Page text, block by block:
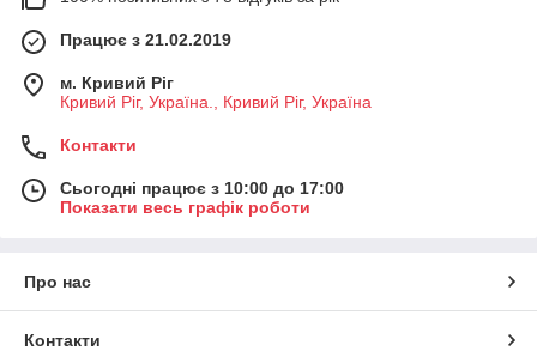
Працює з 21.02.2019
м. Кривий Ріг
Кривий Ріг, Україна., Кривий Ріг, Україна
Контакти
Сьогодні працює з 10:00 до 17:00
Показати весь графік роботи
Про нас
Контакти